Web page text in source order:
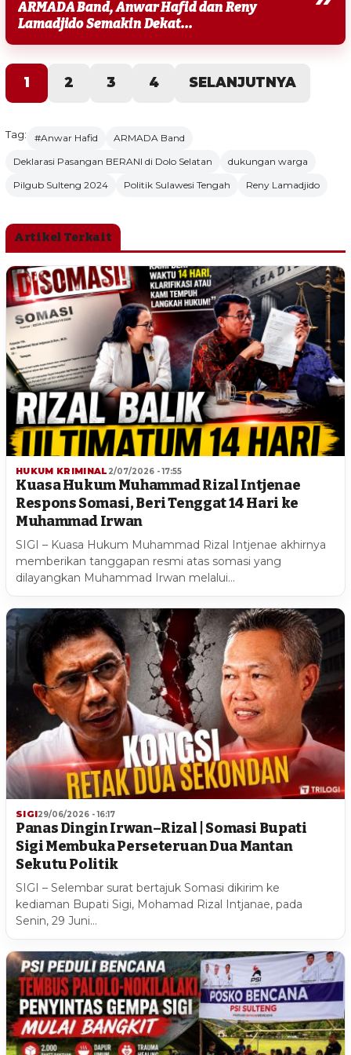
ARMADA Band, Anwar Hafid dan Reny
Lamadjido Semakin Dekat...
1 2 3 4 SELANJUTNYA
Tag: #Anwar Hafid
ARMADA Band
Deklarasi Pasangan BERANI di Dolo Selatan
dukungan warga
Pilgub Sulteng 2024
Politik Sulawesi Tengah Reny Lamadjido
Artikel Terkait
HUKUM KRIMINAL 2/07/2026 - 17:55
Kuasa Hukum Muhammad Rizal Intjenae
Respons Somasi, Beri Tenggat 14 Hari ke
Muhammad Irwan
SIGI – Kuasa Hukum Muhammad Rizal Intjenae akhirnya
memberikan tanggapan resmi atas somasi yang
dilayangkan Muhammad Irwan melalui…
SIGI29/06/2026 - 16:17
Panas Dingin Irwan–Rizal | Somasi Bupati
Sigi Membuka Perseteruan Dua Mantan
Sekutu Politik
SIGI – Selembar surat bertajuk Somasi dikirim ke
kediaman Bupati Sigi, Mohamad Rizal Intjanae, pada
Senin, 29 Juni…